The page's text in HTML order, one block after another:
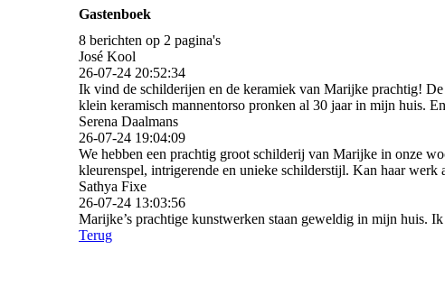
Gastenboek
8 berichten op 2 pagina's
José Kool
26-07-24 20:52:34
Ik vind de schilderijen en de keramiek van Marijke prachtig!
klein keramisch mannentorso pronken al 30 jaar in mijn huis.
Serena Daalmans
26-07-24 19:04:09
We hebben een prachtig groot schilderij van Marijke in onze
kleurenspel, intrigerende en unieke schilderstijl. Kan haar werk
Sathya Fixe
26-07-24 13:03:56
Marijke’s prachtige kunstwerken staan geweldig in mijn huis.
Terug